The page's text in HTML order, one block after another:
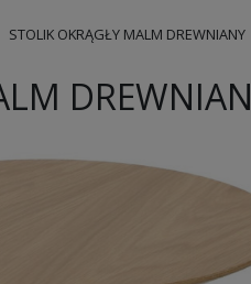
STOLIK OKRĄGŁY MALM DREWNIANY